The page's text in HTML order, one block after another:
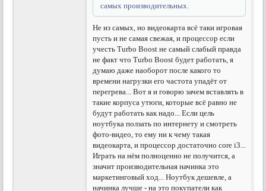
самых производительных.
Не из самых, но видеокарта всё таки игровая
пусть и не самая свежая, и процессор если
учесть Turbo Boost не самый слабый правда
не факт что Turbo Boost будет работать, я
думаю даже наоборот после какого то
времени нагрузки его частота упадёт от
перегрева... Вот я и говорю зачем вставлять в
такие корпуса утюги, которые всё равно не
будут работать как надо... Если цель
ноутбука ползать по интернету и смотреть
фото-видео, то ему ни к чему такая
видеокарта, и процессор достаточно core i3...
Играть на нём полноценно не получится, а
значит производительная начинка это
маркетинговый ход... Ноутбук дешевле, а
начинка лучше - на это покупатели как